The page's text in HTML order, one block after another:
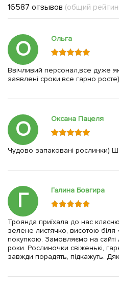
16587 отзывов (общий
О Ольга
Ввічливий персонал,все дуже
заявлені сроки,все гарно росте)
О Оксана Пацеля
Чудово запаковані рослинки)
Г Галина Бовгира
Троянда приїхала до нас
зелене листячко, висотою
покупкою. Замовляємо на
роки. Рослиночки свіженькі,
завжди порадять, підкажуть.